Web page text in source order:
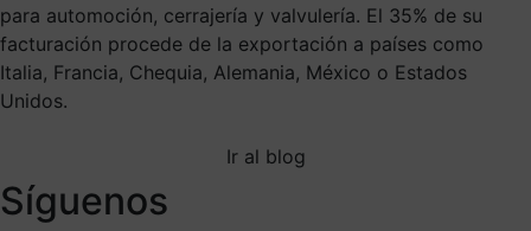
para automoción, cerrajería y valvulería. El 35% de su
facturación procede de la exportación a países como
Italia, Francia, Chequia, Alemania, México o Estados
Unidos.
Ir al blog
Síguenos